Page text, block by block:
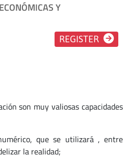
Y
REGISTER
son muy valiosas capacidades
que se utilizará , entre
la realidad;